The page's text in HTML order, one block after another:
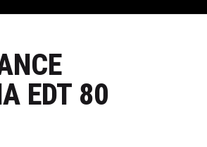
EDT 80